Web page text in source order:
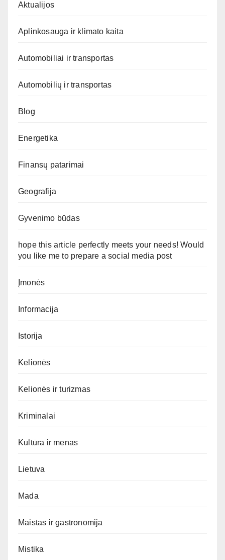
Aktualijos
Aplinkosauga ir klimato kaita
Automobiliai ir transportas
Automobilių ir transportas
Blog
Energetika
Finansų patarimai
Geografija
Gyvenimo būdas
hope this article perfectly meets your needs! Would
you like me to prepare a social media post
Įmonės
Informacija
Istorija
Kelionės
Kelionės ir turizmas
Kriminalai
Kultūra ir menas
Lietuva
Mada
Maistas ir gastronomija
Mistika